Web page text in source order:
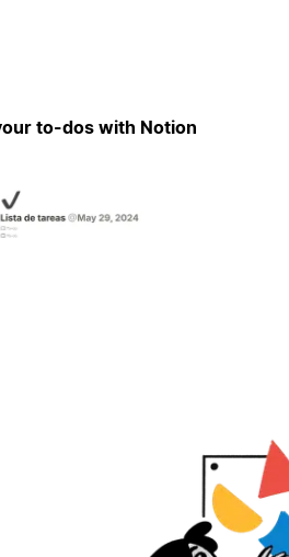
to-dos with Notion